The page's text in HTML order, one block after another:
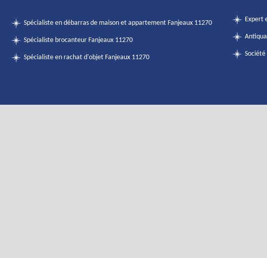
Spécialiste en débarras de maison et appartement Fanjeaux 11270
Spécialiste brocanteur Fanjeaux 11270
Spécialiste en rachat d'objet Fanjeaux 11270
Expert